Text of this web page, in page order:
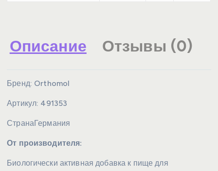
Описание Отзывы (0)
Бренд: Orthomol
Артикул: 491353
СтранаГермания
От производителя:
Биологически активная добавка к пище для